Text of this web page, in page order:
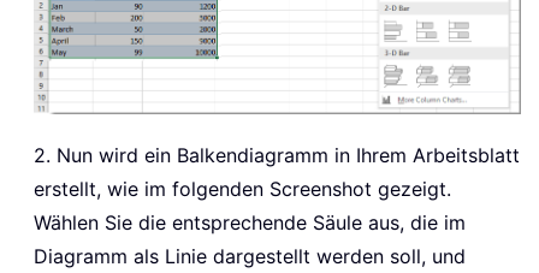
2. Nun wird ein Balkendiagramm in Ihrem Arbeitsblatt
erstellt, wie im folgenden Screenshot gezeigt.
Wählen Sie die entsprechende Säule aus, die im
Diagramm als Linie dargestellt werden soll, und